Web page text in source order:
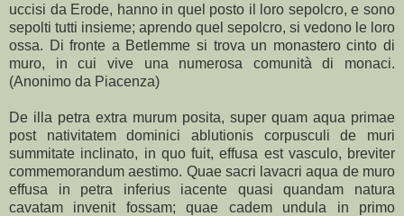
uccisi da Erode, hanno in quel posto il loro sepolcro, e sono
sepolti tutti insieme; aprendo quel sepolcro, si vedono le loro
ossa. Di fronte a Betlemme si trova un monastero cinto di
muro, in cui vive una numerosa comunità di monaci.
(Anonimo da Piacenza)
De illa petra extra murum posita, super quam aqua primae
post nativitatem dominici ablutionis corpusculi de muri
summitate inclinato, in quo fuit, effusa est vasculo, breviter
commemorandum aestimo. Quae sacri lavacri aqua de muro
effusa in petra inferius iacente quasi quandam natura
cavatam invenit fossam; quae cadem undula in primo